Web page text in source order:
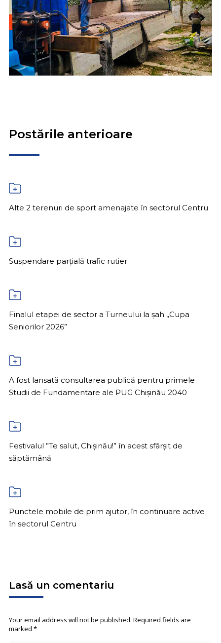
Postările anterioare
Alte 2 terenuri de sport amenajate în sectorul Centru
Suspendare parțială trafic rutier
Finalul etapei de sector a Turneului la șah „Cupa
Seniorilor 2026”
A fost lansată consultarea publică pentru primele
Studii de Fundamentare ale PUG Chișinău 2040
Festivalul ”Te salut, Chișinău!” în acest sfârșit de
săptămână
Punctele mobile de prim ajutor, în continuare active
în sectorul Centru
Lasă un comentariu
Your email address will not be published. Required fields are
marked *